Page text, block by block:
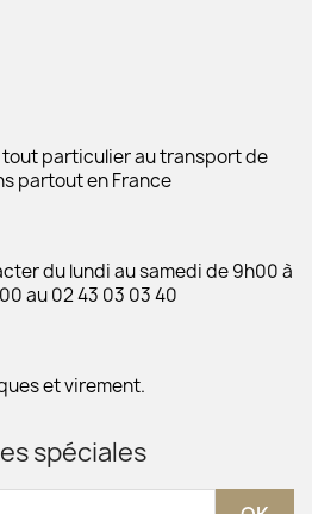
particulier au transport de
partout en France
du lundi au samedi de 9h00 à
au 02 43 03 03 40
et virement.
spéciales